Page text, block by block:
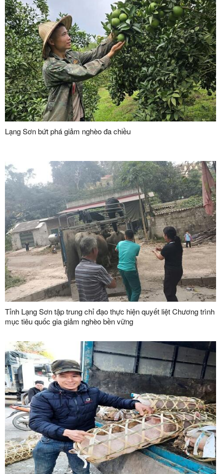
Lạng Sơn bứt phá giảm nghèo đa chiều
Tỉnh Lạng Sơn tập trung chỉ đạo thực hiện quyết liệt Chương trình
mục tiêu quốc gia giảm nghèo bền vững